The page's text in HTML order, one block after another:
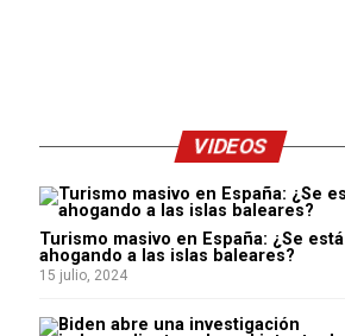
VIDEOS
Turismo masivo en España: ¿Se está
ahogando a las islas baleares?
15 julio, 2024